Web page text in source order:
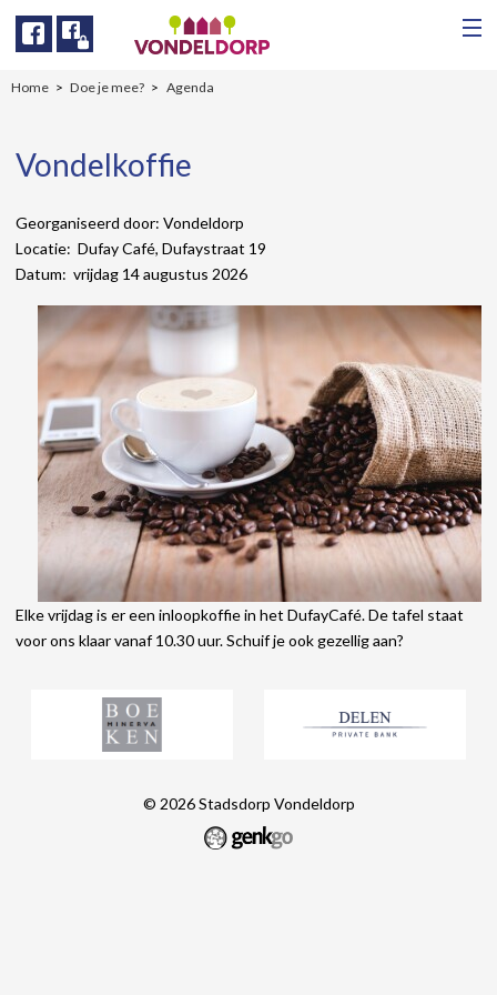
Facebook
Home Doe je mee? Agenda
Vondelkoffie
Georganiseerd door: Vondeldorp
Locatie: Dufay Café, Dufaystraat 19
Datum: vrijdag 14 augustus 2026
Elke vrijdag is er een inloopkoffie in het DufayCafé. De tafel staat
voor ons klaar vanaf 10.30 uur. Schuif je ook gezellig aan?
© 2026Stadsdorp Vondeldorp